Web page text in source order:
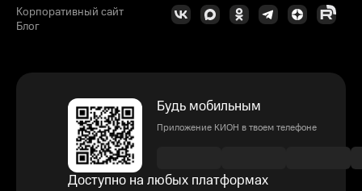
Корпоративный сайт
Блог
Будь мобильным
Приложение КИОН в твоем телефоне
Доступно на любых платформах